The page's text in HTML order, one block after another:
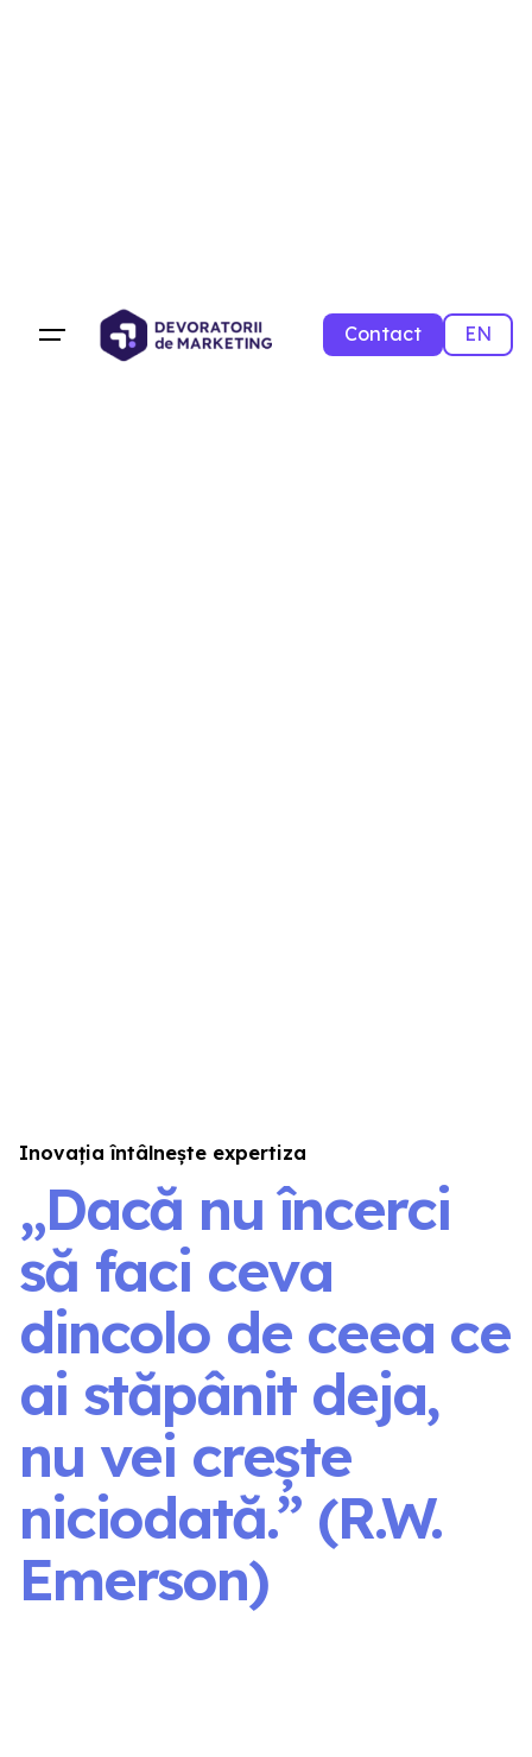
Contact EN
Inovația întâlnește expertiza
„Dacă nu încerci
să faci ceva
dincolo de ceea ce
ai stăpânit deja,
nu vei crește
niciodată.” (R.W.
Emerson)